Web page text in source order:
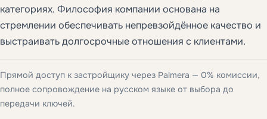
категориях. Философия компании основана на
стремлении обеспечивать непревзойдённое качество и
выстраивать долгосрочные отношения с клиентами.
Прямой доступ к застройщику через Palmera — 0% комиссии,
полное сопровождение на русском языке от выбора до
передачи ключей.